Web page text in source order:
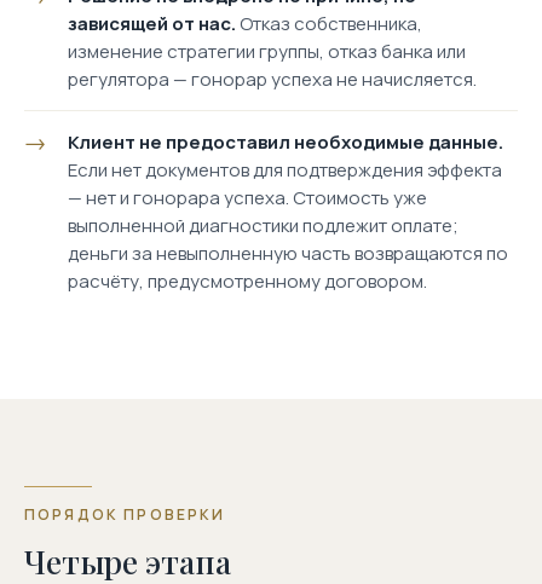
зависящей от нас. Отказ собственника,
изменение стратегии группы, отказ банка или
регулятора — гонорар успеха не начисляется.
Клиент не предоставил необходимые данные.
Если нет документов для подтверждения эффекта
— нет и гонорара успеха. Стоимость уже
выполненной диагностики подлежит оплате;
деньги за невыполненную часть возвращаются по
расчёту, предусмотренному договором.
ПОРЯДОК ПРОВЕРКИ
Четыре этапа